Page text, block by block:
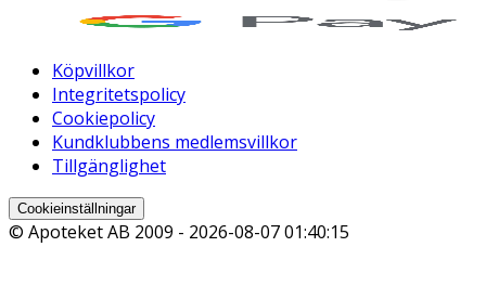
Köpvillkor
Integritetspolicy
Cookiepolicy
Kundklubbens medlemsvillkor
Tillgänglighet
Cookieinställningar
© Apoteket AB 2009 - 2026-08-07 01:40:15